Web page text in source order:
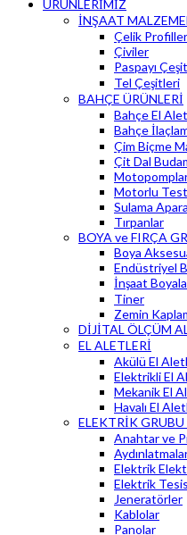
ÜRÜNLERİMİZ
İNŞAAT
Çelik Profiller
Çiviler
Paspayı
Tel Çeşitleri
BAHÇE ÜRÜNLERİ
Bahçe El
Bahçe
Çim Biçme
Çit Dal
Motorlu
Sulama
Tırpanlar
BOYA ve FIRÇA
Boya
Endüstriyel
İnşaat
Tiner
Zemin
DİJİTAL ÖLÇÜM
EL ALETLERİ
Akülü El
Elektrikli El
Mekanik El
Havalı El
ELEKTRİK GRUBU
Anahtar ve
Elektrik
Elektrik
Jeneratörler
Kablolar
Panolar